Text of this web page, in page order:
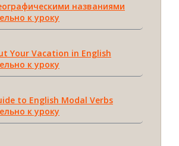
названиями
к уроку
Your Vacation in English
к уроку
to English Modal Verbs
к уроку